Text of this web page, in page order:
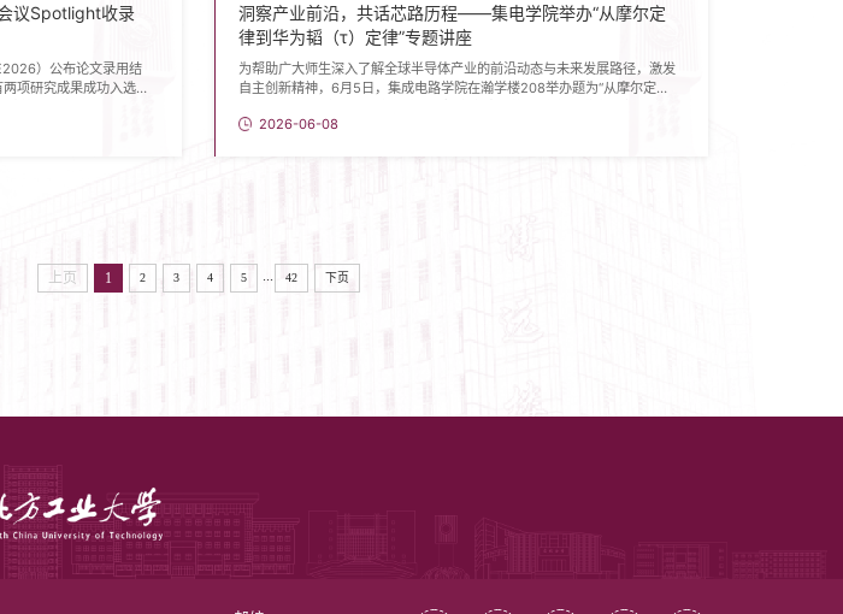
议Spotlight收录
）公布论文录用结
项研究成果成功入选，
测，同样在权威数据
洞察产业前沿，共话芯路历程——集电学院举办“从摩尔定
律到华为韬（τ）定律”专题讲座
为帮助广大师生深入了解全球半导体产业的前沿动态与未来发展路径，激发
自主创新精神，6月5日，集成电路学院在瀚学楼208举办题为“从摩尔定律
由国家级高层次人才、集成电路工程系主任吴斌教授担任主讲，集成电路学
2026-06-08
上页 1 2 3 4 5 ... 42 下页